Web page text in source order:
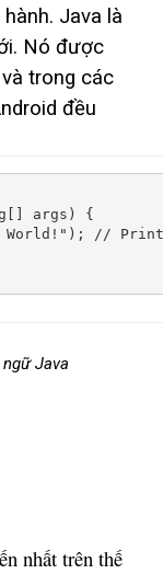
Java là
Nó được
trong các
đều
[] args )
{
);
//
Java
nhất trên thế